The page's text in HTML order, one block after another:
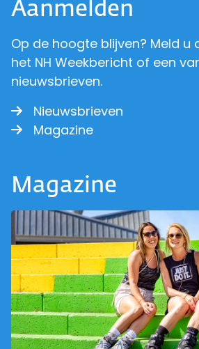
Aanmelden
Op de hoogte blijven? Meld u
het NH Weekbericht of een
nieuwsbrieven.
Nieuwsbrieven
Magazine
Magazine